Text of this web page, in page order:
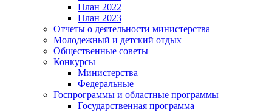
План 2022
План 2023
Отчеты о деятельности министерства
Молодежный и детский отдых
Общественные советы
Конкурсы
Министерства
Федеральные
Госпрограммы и областные программы
Государственная программа